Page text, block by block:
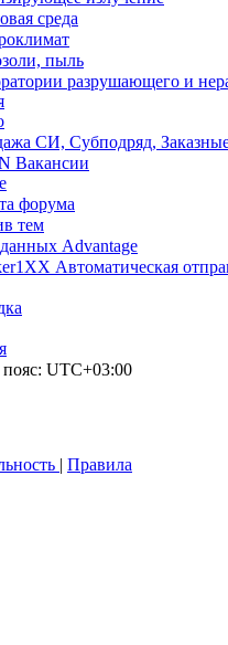
среда
пыль
разрушающего и
СИ, Субподряд,
Вакансии
форума
тем
Advantage
Автоматическая
UTC+03:00
| Правила